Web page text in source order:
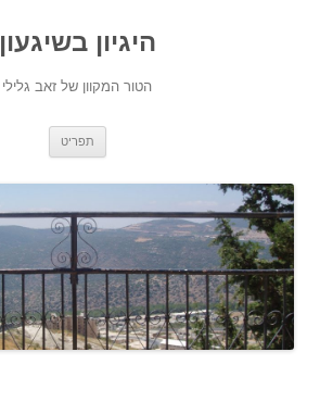
היגיון בשיגעון
הטור המקוון של זאב גלילי
תפריט